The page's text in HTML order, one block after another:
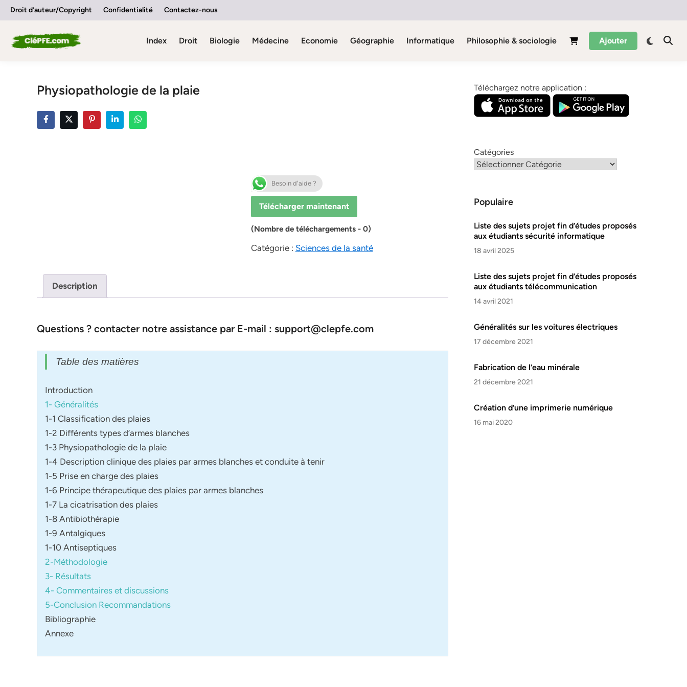
SkipDroit d’auteur/Copyright Confidentialité Contactez-nous
Index Droit Biologie Médecine Economie Géographie Informatique Philosophie & sociologie Ajouter
Physiopathologie de la plaie
Besoin d'aide ?
Télécharger maintenant
(Nombre de téléchargements - 0)
Catégorie : Sciences de la santé
Description
Questions ? contacter notre assistance par E-mail : support@clepfe.com
Table des matières
Introduction
1- Généralités
1-1 Classification des plaies
1-2 Différents types d’armes blanches
1-3 Physiopathologie de la plaie
1-4 Description clinique des plaies par armes blanches et conduite à tenir
1-5 Prise en charge des plaies
1-6 Principe thérapeutique des plaies par armes blanches
1-7 La cicatrisation des plaies
1-8 Antibiothérapie
1-9 Antalgiques
1-10 Antiseptiques
2-Méthodologie
3- Résultats
4- Commentaires et discussions
5-Conclusion Recommandations
Bibliographie
Annexe
Téléchargez notre application :
Catégories
Populaire
Liste des sujets projet fin d’études proposés
aux étudiants sécurité informatique
18 avril 2025
Liste des sujets projet fin d’études proposés
aux étudiants télécommunication
14 avril 2021
Généralités sur les voitures électriques
17 décembre 2021
Fabrication de l’eau minérale
21 décembre 2021
Création d’une imprimerie numérique
16 mai 2020